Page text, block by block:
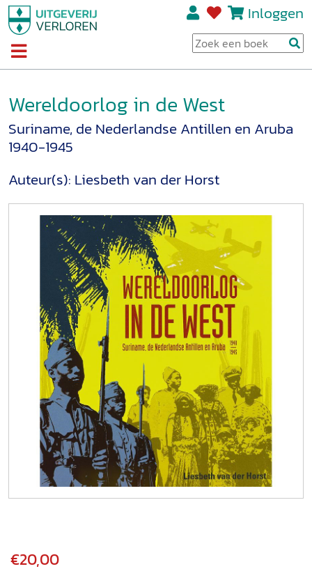
Inloggen
Wereldoorlog in de West
Suriname, de Nederlandse Antillen en Aruba
1940-1945
Auteur(s): Liesbeth van der Horst
€20,00